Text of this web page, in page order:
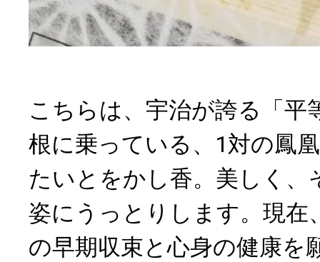
こちらは、宇治が誇る「平
根に乗っている、1対の鳳
たいとをかし香。美しく、
姿にうっとりします。現在
の早期収束と心身の健康を